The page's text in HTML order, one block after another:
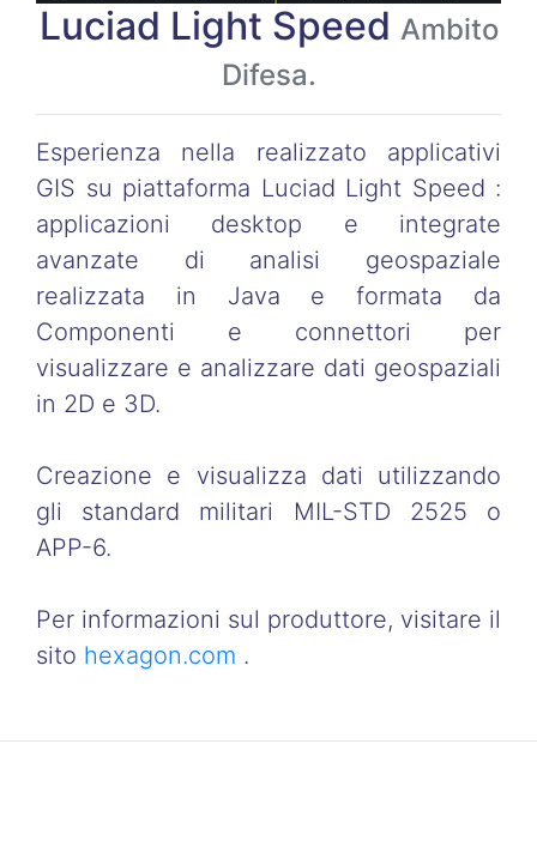
Luciad Light Speed Ambito
Difesa.
Esperienza nella realizzato applicativi
GIS su piattaforma Luciad Light Speed :
applicazioni desktop e integrate
avanzate di analisi geospaziale
realizzata in Java e formata da
Componenti e connettori per
visualizzare e analizzare dati geospaziali
in 2D e 3D.
Creazione e visualizza dati utilizzando
gli standard militari MIL-STD 2525 o
APP-6.
Per informazioni sul produttore, visitare il
sito hexagon.com .